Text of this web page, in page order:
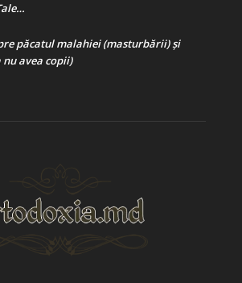
păcatul malahiei (masturbării) şi
nu avea copii)